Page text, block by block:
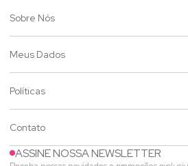
Sobre Nós
Meus Dados
Políticas
Contato
ASSINE NOSSA NEWSLETTER